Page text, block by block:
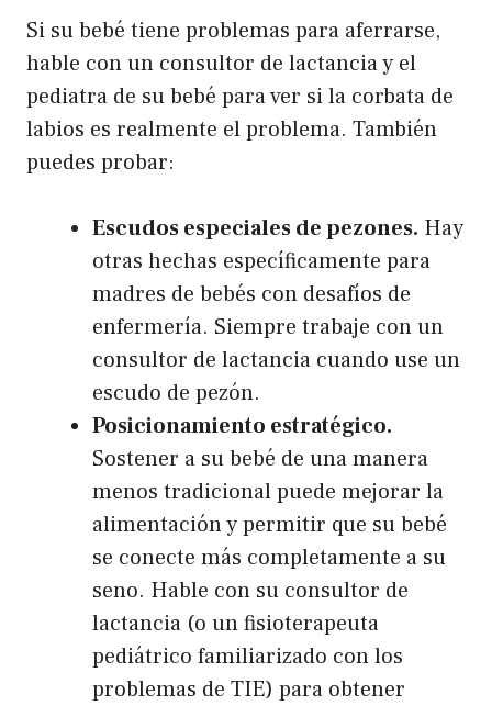
Si su bebé tiene problemas para aferrarse,
hable con un consultor de lactancia y el
pediatra de su bebé para ver si la corbata de
labios es realmente el problema. También
puedes probar:
Escudos especiales de pezones. Hay
otras hechas específicamente para
madres de bebés con desafíos de
enfermería. Siempre trabaje con un
consultor de lactancia cuando use un
escudo de pezón.
Posicionamiento estratégico.
Sostener a su bebé de una manera
menos tradicional puede mejorar la
alimentación y permitir que su bebé
se conecte más completamente a su
seno. Hable con su consultor de
lactancia (o un fisioterapeuta
pediátrico familiarizado con los
problemas de TIE) para obtener